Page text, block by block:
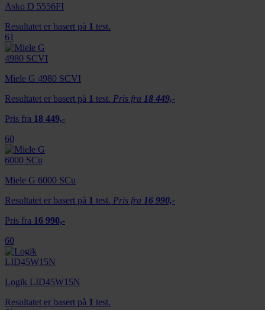
Asko D 5556FI
Resultatet er basert på 1 test.
61
Miele G 4980 SCVI
Resultatet er basert på 1 test. Pris fra 18 449,-
Pris fra 18 449,-
60
Miele G 6000 SCu
Resultatet er basert på 1 test. Pris fra 16 990,-
Pris fra 16 990,-
60
Logik LID45W15N
Resultatet er basert på 1 test.